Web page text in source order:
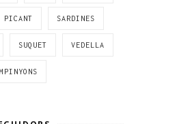
PICANT SARDINES
SUQUET VEDELLA